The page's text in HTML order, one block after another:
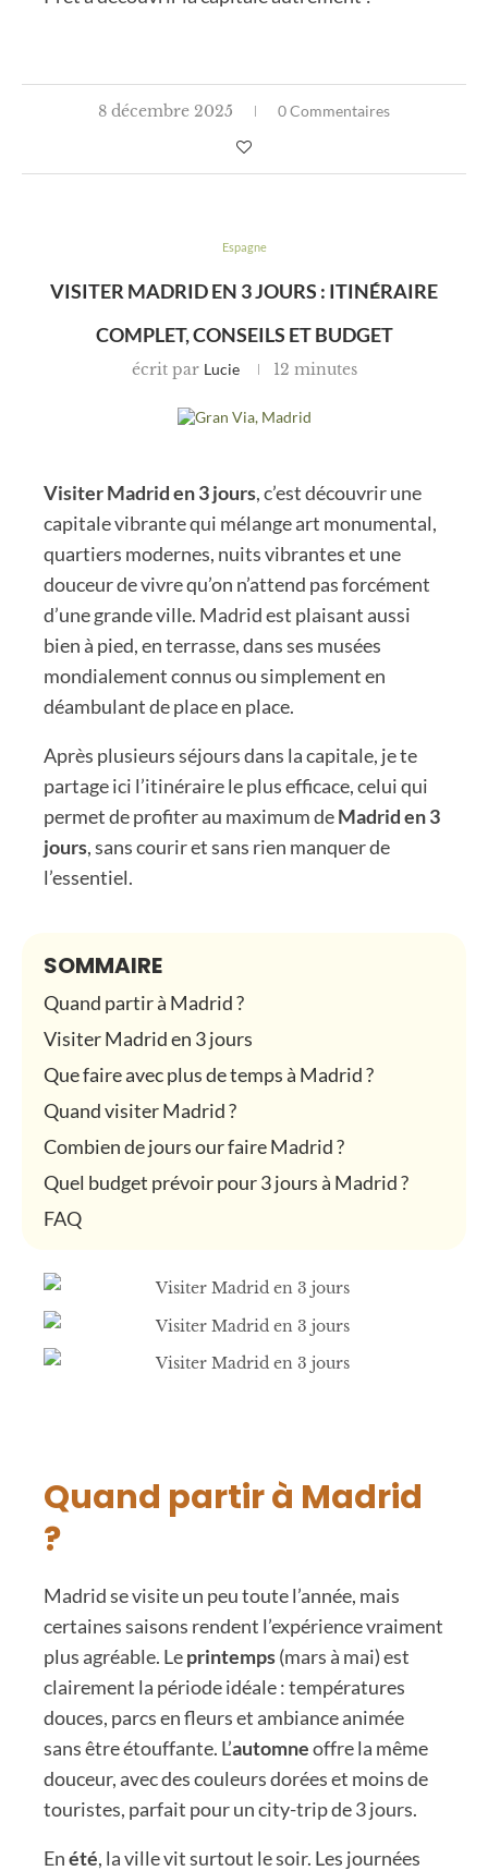
8 décembre 2025 0 Commentaires
Espagne
VISITER MADRID EN 3 JOURS : ITINÉRAIRE
COMPLET, CONSEILS ET BUDGET
écrit par Lucie 12 minutes
Visiter Madrid en 3 jours, c’est découvrir une
capitale vibrante qui mélange art monumental,
quartiers modernes, nuits vibrantes et une
douceur de vivre qu’on n’attend pas forcément
d’une grande ville. Madrid est plaisant aussi
bien à pied, en terrasse, dans ses musées
mondialement connus ou simplement en
déambulant de place en place.
Après plusieurs séjours dans la capitale, je te
partage ici l’itinéraire le plus efficace, celui qui
permet de profiter au maximum deMadrid en 3
jours, sans courir et sans rien manquer de
l’essentiel.
SOMMAIRE
Quand partir à Madrid ?
Visiter Madrid en 3 jours
Que faire avec plus de temps à Madrid ?
Quand visiter Madrid ?
Combien de jours our faire Madrid ?
Quel budget prévoir pour 3 jours à Madrid ?
FAQ
Quand partir à Madrid
?
Madrid se visite un peu toute l’année, mais
certaines saisons rendent l’expérience vraiment
plus agréable. Leprintemps(mars à mai) est
clairement la période idéale : températures
douces, parcs en fleurs et ambiance animée
sans être étouffante. L’automneoffre la même
douceur, avec des couleurs dorées et moins de
touristes, parfait pour un city-trip de 3 jours.
Enété, la ville vit surtout le soir. Les journées